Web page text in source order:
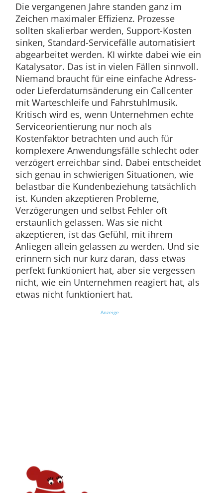
Die vergangenen Jahre standen ganz im
Zeichen maximaler Effizienz. Prozesse
sollten skalierbar werden, Support-Kosten
sinken, Standard-Servicefälle automatisiert
abgearbeitet werden. KI wirkte dabei wie ein
Katalysator. Das ist in vielen Fällen sinnvoll.
Niemand braucht für eine einfache Adress-
oder Lieferdatumsänderung ein Callcenter
mit Warteschleife und Fahrstuhlmusik.
Kritisch wird es, wenn Unternehmen echte
Serviceorientierung nur noch als
Kostenfaktor betrachten und auch für
komplexere Anwendungsfälle schlecht oder
verzögert erreichbar sind. Dabei entscheidet
sich genau in schwierigen Situationen, wie
belastbar die Kundenbeziehung tatsächlich
ist. Kunden akzeptieren Probleme,
Verzögerungen und selbst Fehler oft
erstaunlich gelassen. Was sie nicht
akzeptieren, ist das Gefühl, mit ihrem
Anliegen allein gelassen zu werden. Und sie
erinnern sich nur kurz daran, dass etwas
perfekt funktioniert hat, aber sie vergessen
nicht, wie ein Unternehmen reagiert hat, als
etwas nicht funktioniert hat.
Anzeige